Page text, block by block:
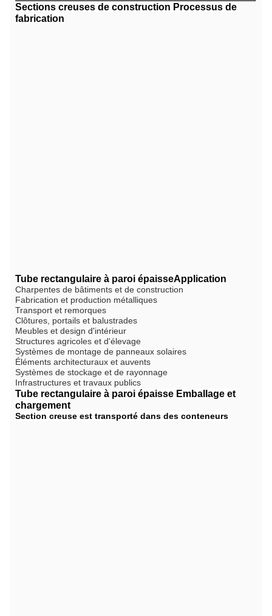
Sections creuses de construction Processus de
fabrication
Tube rectangulaire à paroi épaisseApplication
Charpentes de bâtiments et de construction
Fabrication et production métalliques
Transport et remorques
Clôtures, portails et balustrades
Meubles et design d'intérieur
Structures agricoles et d'élevage
Systèmes de montage de panneaux solaires
Éléments architecturaux et auvents
Systèmes de stockage et de rayonnage
Infrastructures et travaux publics
Tube rectangulaire à paroi épaisse Emballage et
chargement
Section creuse est transporté dans des conteneurs